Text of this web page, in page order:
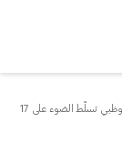
نتائج النصف الأول من عام 2025 لمطارات أبوظبي تسلّط الضوء على 17